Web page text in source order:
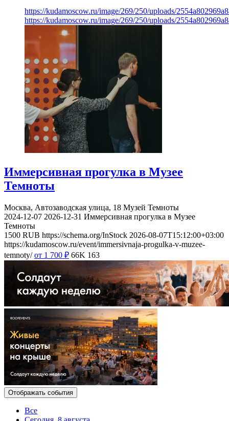
https://kudamoscow.ru/image/269/250/uploads/
https://kudamoscow.ru/image/269/250/uploads/
Иммерсивная прогулка в Музее
Темноты
Москва, Автозаводская улица, 18 Музей Темноты
2024-12-07 2026-12-31 Иммерсивная прогулка в Музее
Темноты
1500 RUB https://schema.org/InStock 2026-08-07T15:12:00+03:00
https://kudamoscow.ru/event/immersivnaja-progulka-v-muzee-
temnoty/ от 1 700 ₽ 66K 163
Отображать события
Все